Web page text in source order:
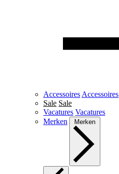
Accessoires Accessoires
Sale Sale
Vacatures Vacatures
Merken
Merken